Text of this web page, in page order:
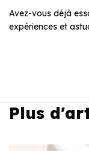
Avez-vous déjà
expériences et
Plus